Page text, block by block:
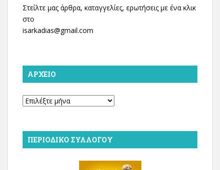
Στείλτε μας άρθρα, καταγγελίες, ερωτήσεις με ένα κλικ
στο
isarkadias@gmail.com
ΑΡΧΕΊΟ
Αρχείο
ΠΕΡΙΟΔΙΚΌ ΣΥΛΛΌΓΟΥ